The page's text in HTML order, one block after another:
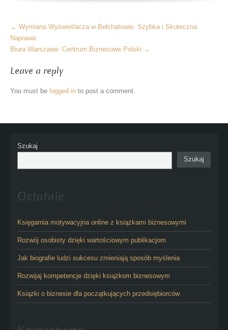
More
Articles
← Wymiana Wyświetlacza w Bełchatowie: Szybka i Skuteczna
Naprawa
Biura Warszawa: Centrum Biznesowe Polski →
Leave a reply
You must be logged in to post a comment.
Szukaj
Szukaj
Ostatnie
Księgarnia motywacyjna online z książkami biznesowymi
Rozwój osobisty dzięki wartościowym publikacjom
Jak biografie ludzi sukcesu zmieniają sposób myślenia
Rozwijaj kompetencje dzięki książkom biznesowym
Książki o biznesie dla początkujących przedsiębiorców